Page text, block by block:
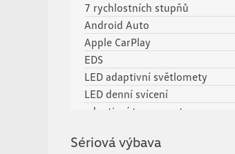
7 rychlostních stupňů
Android Auto
Apple CarPlay
EDS
LED adaptivní světlomety
LED denní svícení
adaptivní tempomat
ambientní osvětlení interiéru
Sériová výbava